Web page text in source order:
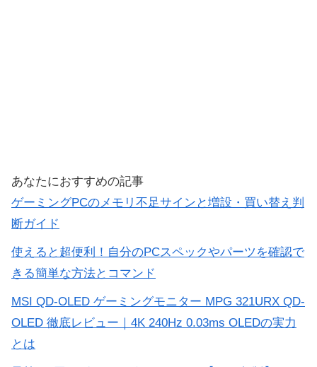
あなたにおすすめの記事
ゲーミングPCのメモリ不足サインと増設・買い替え判
断ガイド
使えると超便利！自分のPCスペックやパーツを確認で
きる簡単な方法とコマンド
MSI QD-OLED ゲーミングモニター MPG 321URX QD-
OLED 徹底レビュー｜4K 240Hz 0.03ms OLEDの実力
とは